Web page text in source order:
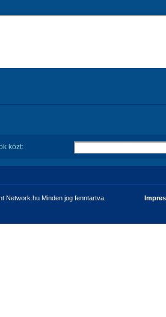
közt:
Network.hu Minden jog fenntartva.